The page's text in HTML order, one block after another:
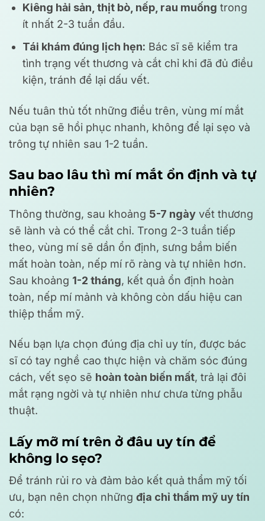
Kiêng hải sản, thịt bò, nếp, rau muống trong
ít nhất 2-3 tuần đầu.
Tái khám đúng lịch hẹn: Bác sĩ sẽ kiểm tra
tình trạng vết thương và cắt chỉ khi đã đủ điều
kiện, tránh để lại dấu vết.
Nếu tuân thủ tốt những điều trên, vùng mí mắt
của bạn sẽ hồi phục nhanh, không để lại sẹo và
trông tự nhiên sau 1-2 tuần.
Sau bao lâu thì mí mắt ổn định và tự
nhiên?
Thông thường, sau khoảng 5-7 ngày vết thương
sẽ lành và có thể cắt chỉ. Trong 2-3 tuần tiếp
theo, vùng mí sẽ dần ổn định, sưng bầm biến
mất hoàn toàn, nếp mí rõ ràng và tự nhiên hơn.
Sau khoảng 1-2 tháng, kết quả ổn định hoàn
toàn, nếp mí mảnh và không còn dấu hiệu can
thiệp thẩm mỹ.
Nếu bạn lựa chọn đúng địa chỉ uy tín, được bác
sĩ có tay nghề cao thực hiện và chăm sóc đúng
cách, vết sẹo sẽ hoàn toàn biến mất, trả lại đôi
mắt rạng ngời và tự nhiên như chưa từng phẫu
thuật.
Lấy mỡ mí trên ở đâu uy tín để
không lo sẹo?
Để tránh rủi ro và đảm bảo kết quả thẩm mỹ tối
ưu, bạn nên chọn những địa chỉ thẩm mỹ uy tín
có: